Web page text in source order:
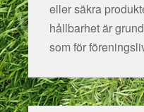
eller säkra
hållbarhet är
som för